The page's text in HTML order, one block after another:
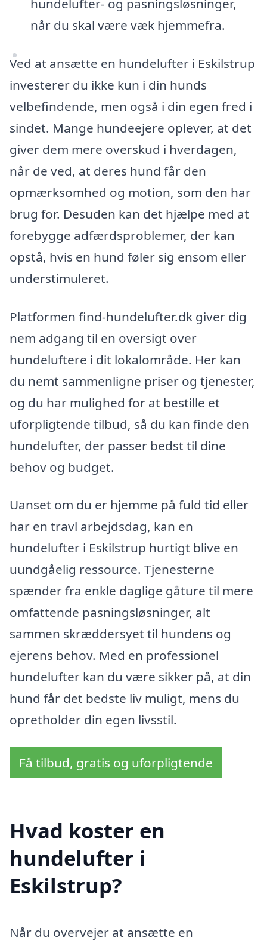
hundelufter- og pasningsløsninger,
når du skal være væk hjemmefra.
Ved at ansætte en hundelufter i Eskilstrup
investerer du ikke kun i din hunds
velbefindende, men også i din egen fred i
sindet. Mange hundeejere oplever, at det
giver dem mere overskud i hverdagen,
når de ved, at deres hund får den
opmærksomhed og motion, som den har
brug for. Desuden kan det hjælpe med at
forebygge adfærdsproblemer, der kan
opstå, hvis en hund føler sig ensom eller
understimuleret.
Platformen find-hundelufter.dk giver dig
nem adgang til en oversigt over
hundeluftere i dit lokalområde. Her kan
du nemt sammenligne priser og tjenester,
og du har mulighed for at bestille et
uforpligtende tilbud, så du kan finde den
hundelufter, der passer bedst til dine
behov og budget.
Uanset om du er hjemme på fuld tid eller
har en travl arbejdsdag, kan en
hundelufter i Eskilstrup hurtigt blive en
uundgåelig ressource. Tjenesterne
spænder fra enkle daglige gåture til mere
omfattende pasningsløsninger, alt
sammen skræddersyet til hundens og
ejerens behov. Med en professionel
hundelufter kan du være sikker på, at din
hund får det bedste liv muligt, mens du
opretholder din egen livsstil.
Få tilbud, gratis og uforpligtende
Hvad koster en
hundelufter i
Eskilstrup?
Når du overvejer at ansætte en